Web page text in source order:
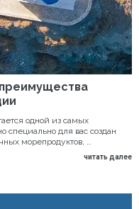
преимущества
одной из самых
специально для вас создан
морепродуктов, …
читать далее